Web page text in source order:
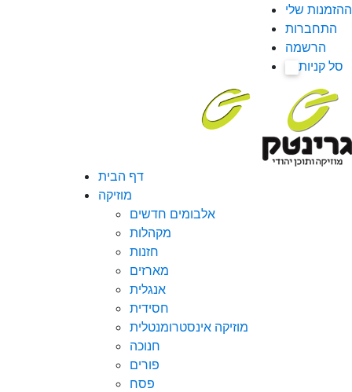
ההזמנות שלי
התחברות
הרשמה
סל קניות
דף הבית
מוזיקה
אלבומים חדשים
מקהלות
חזנות
מארזים
אנגלית
חסידית
מוזיקה אינסטרומנטלית
חנוכה
פורים
פסח